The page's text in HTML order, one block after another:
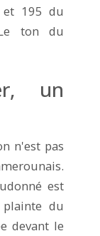
et 195 du
ton du
un
n'est pas
est
du
devant le